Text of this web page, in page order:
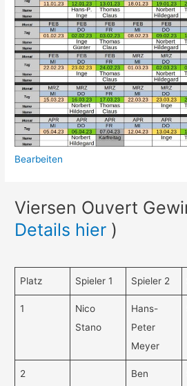
Bearbeiten
Viersen Ouvert
Details hier )
Platz Spieler 1 Spieler 2
1
Nico
Stano
Hans-
Peter
Meyer
2
Ben